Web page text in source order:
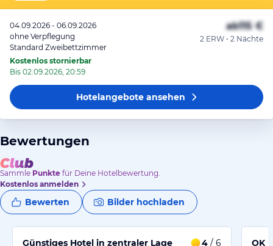
04.09.2026 - 06.09.2026
ohne Verpflegung
Standard Zweibettzimmer
Kostenlos stornierbar
Bis 02.09.2026, 20:59
ab115 €
2 ERW • 2 Nächte
Hotelangeboteansehen
Bewertungen
Sammle Punkte für Deine Hotelbewertung.
Kostenlos anmelden
Bewerten Bilder hochladen
Günstiges Hotel in zentraler Lage 4 / 6 OK